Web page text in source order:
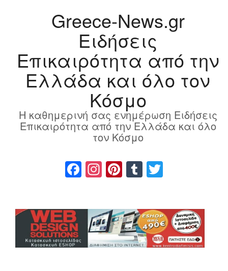
Greece-News.gr
Ειδήσεις
Επικαιρότητα από την
Ελλάδα και όλο τον
Κόσμο
Η καθημερινή σας ενημέρωση Ειδήσεις
Επικαιρότητα από την Ελλάδα και όλο
τον Κόσμο
Facebook
Instagram
Pinterest
Tumblr